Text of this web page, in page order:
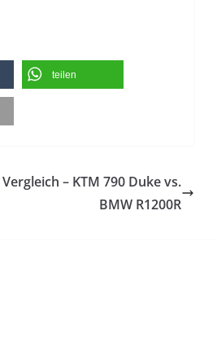
teilen
– KTM 790 Duke vs.
BMW R1200R